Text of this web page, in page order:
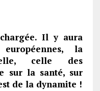
Il y aura
la
celle des
sur la santé, sur
de la dynamite !